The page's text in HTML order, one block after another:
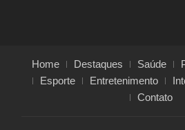
Home Destaques Saúde
Esporte
Entretenimento
Contato